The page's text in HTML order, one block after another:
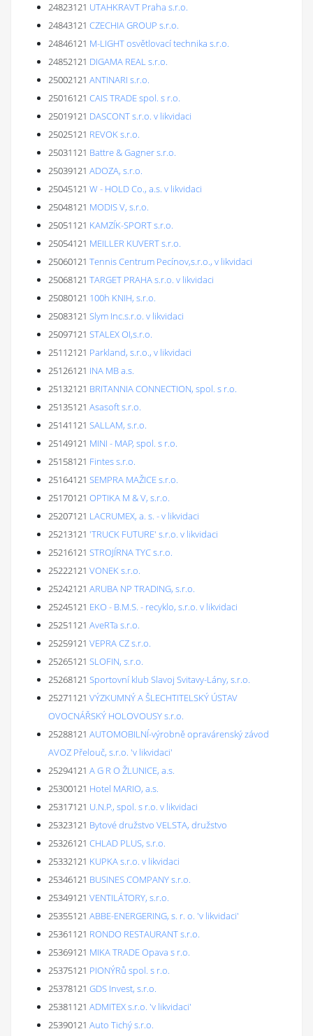
24823121 UTAHKRAVT Praha s.r.o.
24843121 CZECHIA GROUP s.r.o.
24846121 M-LIGHT osvětlovací technika s.r.o.
24852121 DIGAMA REAL s.r.o.
25002121 ANTINARI s.r.o.
25016121 CAIS TRADE spol. s r.o.
25019121 DASCONT s.r.o. v likvidaci
25025121 REVOK s.r.o.
25031121 Battre & Gagner s.r.o.
25039121 ADOZA, s.r.o.
25045121 W - HOLD Co., a.s. v likvidaci
25048121 MODIS V, s.r.o.
25051121 KAMZÍK-SPORT s.r.o.
25054121 MEILLER KUVERT s.r.o.
25060121 Tennis Centrum Pecínov,s.r.o., v likvidaci
25068121 TARGET PRAHA s.r.o. v likvidaci
25080121 100h KNIH, s.r.o.
25083121 Slym Inc.s.r.o. v likvidaci
25097121 STALEX OI,s.r.o.
25112121 Parkland, s.r.o., v likvidaci
25126121 INA MB a.s.
25132121 BRITANNIA CONNECTION, spol. s r.o.
25135121 Asasoft s.r.o.
25141121 SALLAM, s.r.o.
25149121 MINI - MAP, spol. s r.o.
25158121 Fintes s.r.o.
25164121 SEMPRA MAŽICE s.r.o.
25170121 OPTIKA M & V, s.r.o.
25207121 LACRUMEX, a. s. - v likvidaci
25213121 'TRUCK FUTURE' s.r.o. v likvidaci
25216121 STROJÍRNA TYC s.r.o.
25222121 VONEK s.r.o.
25242121 ARUBA NP TRADING, s.r.o.
25245121 EKO - B.M.S. - recyklo, s.r.o. v likvidaci
25251121 AveRTa s.r.o.
25259121 VEPRA CZ s.r.o.
25265121 SLOFIN, s.r.o.
25268121 Sportovní klub Slavoj Svitavy-Lány, s.r.o.
25271121 VÝZKUMNÝ A ŠLECHTITELSKÝ ÚSTAV
OVOCNÁŘSKÝ HOLOVOUSY s.r.o.
25288121 AUTOMOBILNÍ-výrobně opravárenský závod
AVOZ Přelouč, s.r.o. 'v likvidaci'
25294121 A G R O ŽLUNICE, a.s.
25300121 Hotel MARIO, a.s.
25317121 U.N.P., spol. s r.o. v likvidaci
25323121 Bytové družstvo VELSTA, družstvo
25326121 CHLAD PLUS, s.r.o.
25332121 KUPKA s.r.o. v likvidaci
25346121 BUSINES COMPANY s.r.o.
25349121 VENTILÁTORY, s.r.o.
25355121 ABBE-ENERGERING, s. r. o. 'v likvidaci'
25361121 RONDO RESTAURANT s.r.o.
25369121 MIKA TRADE Opava s r.o.
25375121 PIONÝRů spol. s r.o.
25378121 GDS Invest, s.r.o.
25381121 ADMITEX s.r.o. 'v likvidaci'
25390121 Auto Tichý s.r.o.